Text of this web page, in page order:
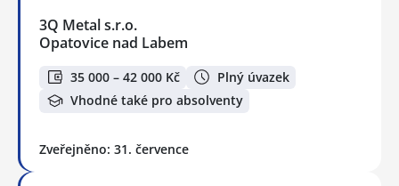
3Q Metal s.r.o.
Opatovice nad Labem
35 000 – 42 000 Kč
Plný úvazek
Vhodné také pro absolventy
Zveřejněno: 31. července